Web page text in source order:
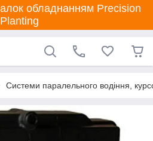
обладнанням Precision
Planting
Системи паралельного водіння,